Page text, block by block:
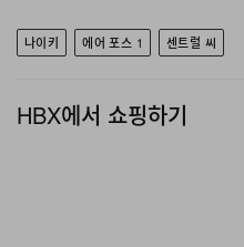
나이키 에어 포스 1 센트럴 씨
HBX에서 쇼핑하기